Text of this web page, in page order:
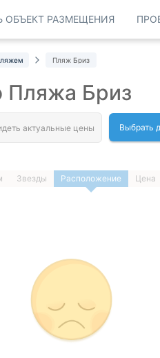
ОБЪЕКТ РАЗМЕЩЕНИЯ
Пляж Бриз
Пляжа Бриз
Выбрать
Звезды Расположение Цена